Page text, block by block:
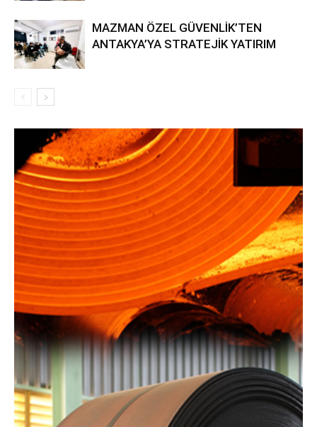
MAZMAN ÖZEL GÜVENLİK’TEN
ANTAKYA’YA STRATEJİK YATIRIM